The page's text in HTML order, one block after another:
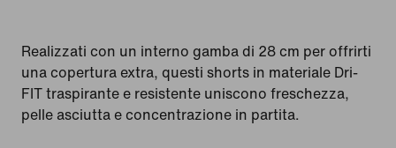
Realizzati con un interno gamba di 28 cm per offrirti
una copertura extra, questi shorts in materiale Dri-
FIT traspirante e resistente uniscono freschezza,
pelle asciutta e concentrazione in partita.